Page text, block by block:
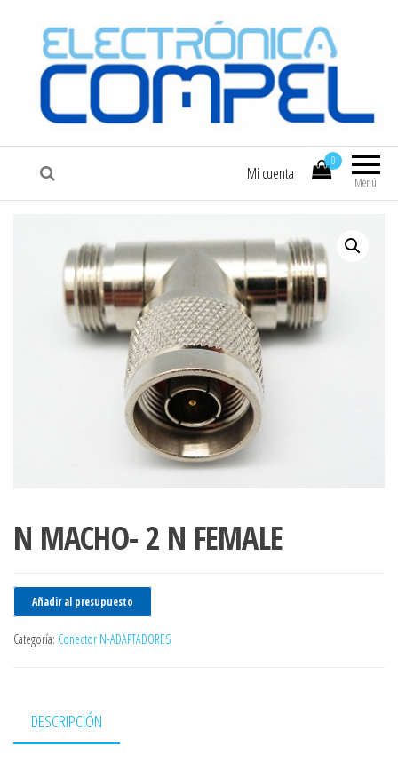
COMPEL Electrónica COMPEL
Menú
0
Mi cuenta
N MACHO- 2 N FEMALE
Añadir al presupuesto
Categoría: Conector N-ADAPTADORES
DESCRIPCIÓN